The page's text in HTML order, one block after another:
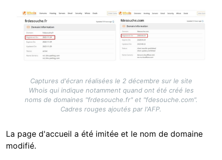
Image
Captures d'écran réalisées le 2 décembre sur le site
Whois qui indique notamment quand ont été créé les
noms de domaines "frdesouche.fr" et "fdesouche.com".
Cadres rouges ajoutés par l'AFP.
La page d'accueil a été imitée et le nom de domaine
modifié.